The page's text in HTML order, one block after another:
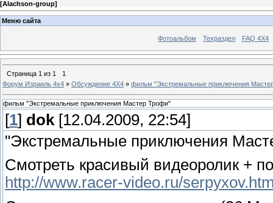
[Alachson-group]
Меню сайта
Фотоальбом Техраздел FAQ 4X4
Страница 1 из 1
1
Форум Израиль 4х4 » Обсуждение 4Х4 » фильм "Экстремальные приключения
фильм "Экстремальные приключения Мастер Трофи"
[1] dok [12.04.2009, 22:54]
"Экстремальные приключения
Смотреть красивый видеоролик +
http://www.racer-video.ru/